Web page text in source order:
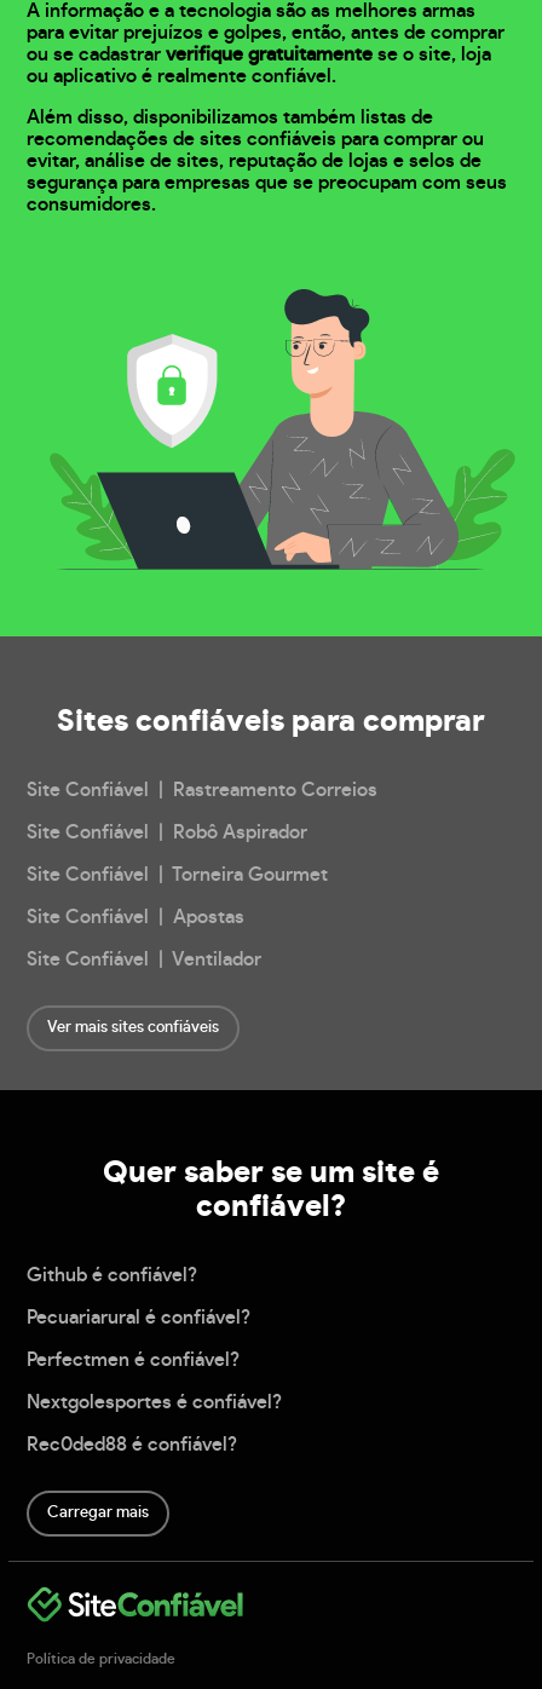
A informação e a tecnologia são as melhores armas
para evitar prejuízos e golpes, então, antes de comprar
ou se cadastrarverifique gratuitamente se o site, loja
ou aplicativo é realmente confiável.
Além disso, disponibilizamos também listas de
recomendações de sites confiáveis para comprar ou
evitar, análise de sites, reputação de lojas e selos de
segurança para empresas que se preocupam com seus
consumidores.
Sites confiáveis para comprar
Site Confiável | Rastreamento Correios
Site Confiável | Robô Aspirador
Site Confiável | Torneira Gourmet
Site Confiável | Apostas
Site Confiável | Ventilador
Ver mais sites confiáveis
Quer saber se um site é
confiável?
Github é confiável?
Pecuariarural é confiável?
Perfectmen é confiável?
Nextgolesportes é confiável?
Rec0ded88 é confiável?
Carregar mais
Política de privacidade